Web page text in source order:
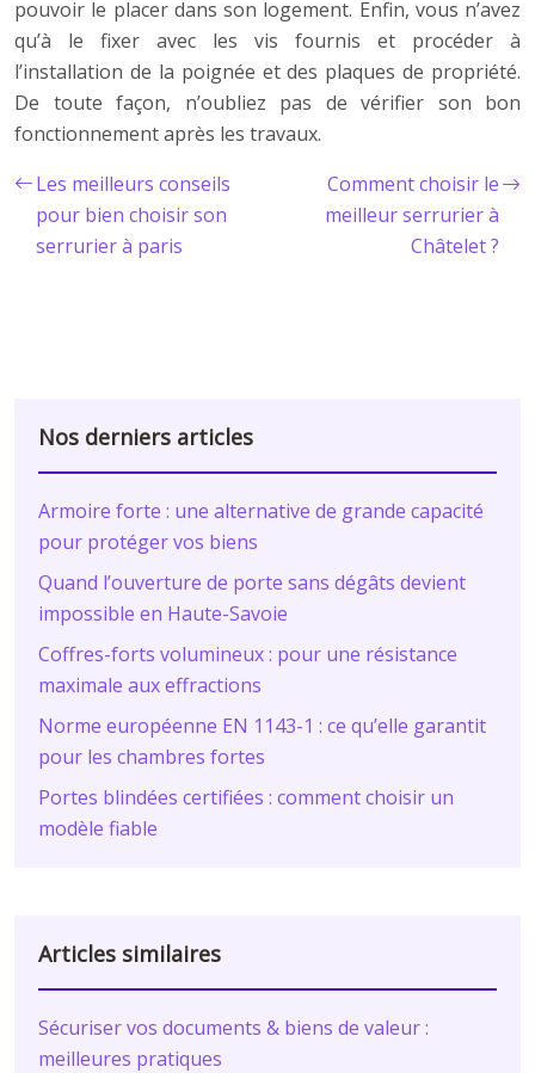
pouvoir le placer dans son logement. Enfin, vous n’avez
qu’à le fixer avec les vis fournis et procéder à
l’installation de la poignée et des plaques de propriété.
De toute façon, n’oubliez pas de vérifier son bon
fonctionnement après les travaux.
Les meilleurs conseils
pour bien choisir son
serrurier à paris
Comment choisir le
meilleur serrurier à
Châtelet ?
Nos derniers articles
Armoire forte : une alternative de grande capacité
pour protéger vos biens
Quand l’ouverture de porte sans dégâts devient
impossible en Haute-Savoie
Coffres-forts volumineux : pour une résistance
maximale aux effractions
Norme européenne EN 1143-1 : ce qu’elle garantit
pour les chambres fortes
Portes blindées certifiées : comment choisir un
modèle fiable
Articles similaires
Sécuriser vos documents & biens de valeur :
meilleures pratiques